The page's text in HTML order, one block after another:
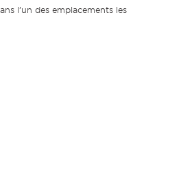
l’un des emplacements les